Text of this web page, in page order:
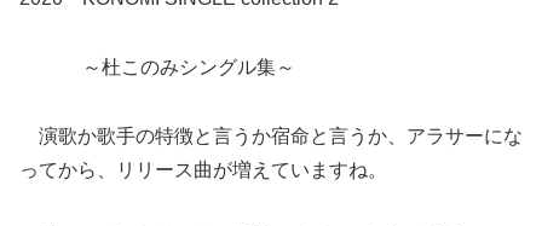
～杜このみシングル集～
演歌か歌手の特徴と言うか宿命と言うか、アラサーにな
ってから、
リリース曲が増えていますね。